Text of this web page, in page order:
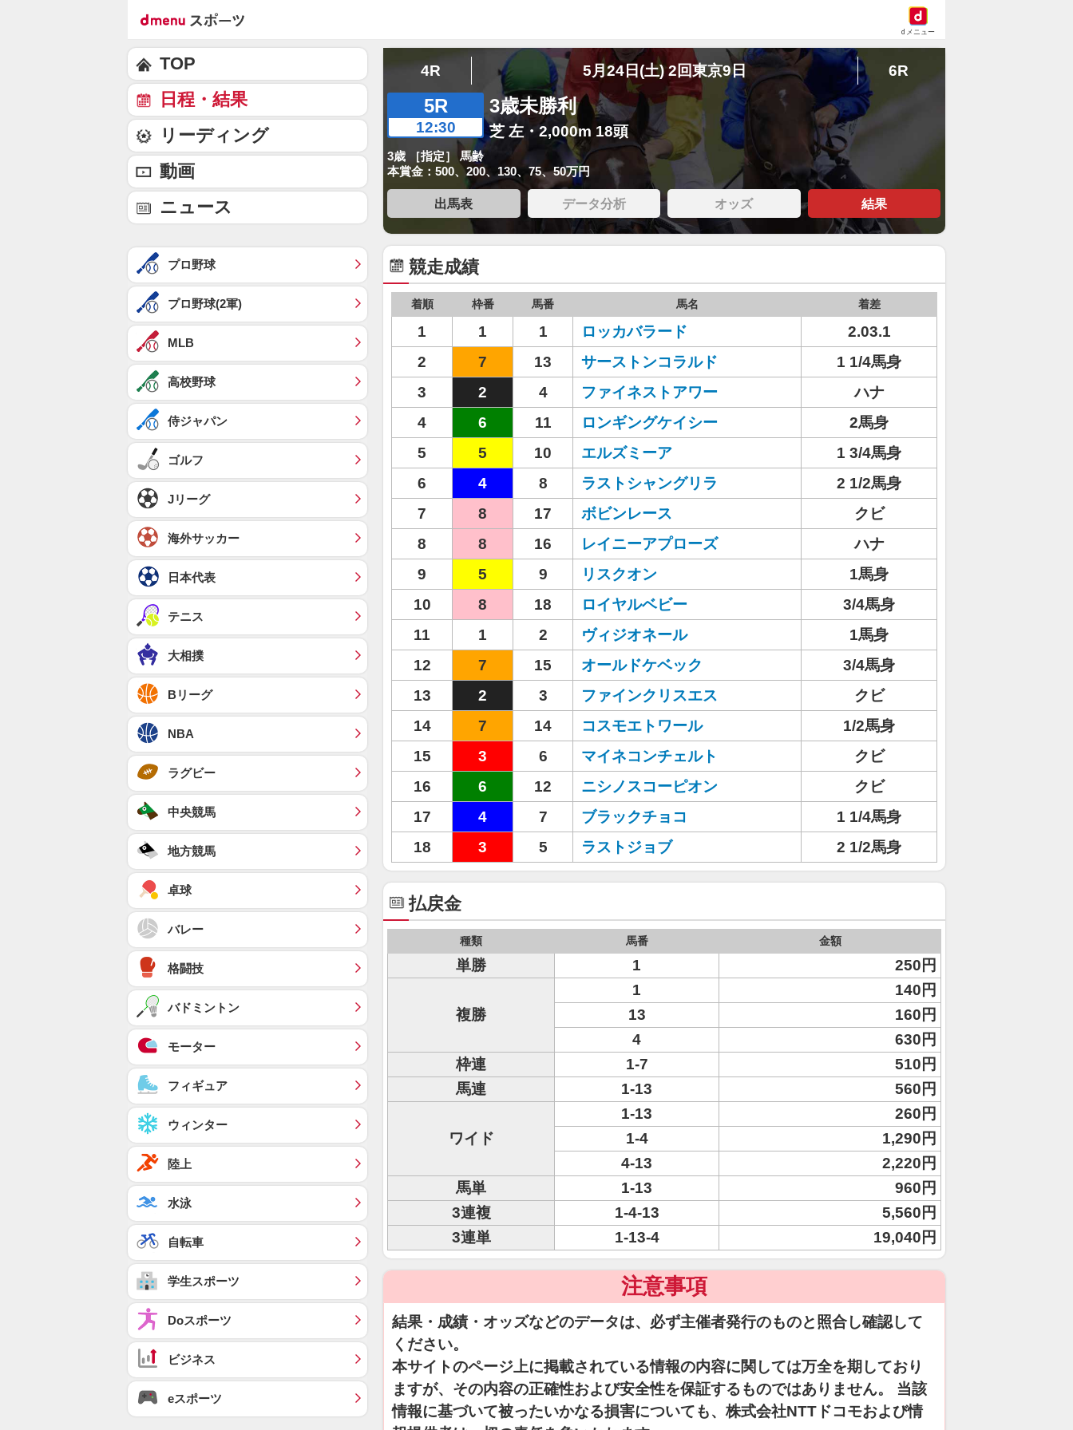
dメニュー
4R 5月24日(土) 2回東京9日 6R
5R
12:30
3歳未勝利
芝 左・2,000m 18頭
3歳 ［指定］ 馬齢
本賞金：500、200、130、75、50万円
出馬表 データ分析 オッズ 結果
競走成績
着順 枠番 馬番 馬名 着差
1 1 1 ロッカバラード
2.03.1
2
7 13 サーストンコラルド
1 1/4馬身
3
2 4 ファイネストアワー
ハナ
4
6 11 ロンギングケイシー
2馬身
5
5 10 エルズミーア
1 3/4馬身
6
4 8 ラストシャングリラ
2 1/2馬身
7
8 17 ボビンレース
クビ
8
8 16 レイニーアプローズ
ハナ
9
5 9 リスクオン
1馬身
10
8 18 ロイヤルベビー
3/4馬身
11
1 2 ヴィジオネール
1馬身
12
7 15 オールドケベック
3/4馬身
13
2 3 ファインクリスエス
クビ
14
7 14 コスモエトワール
1/2馬身
15
3 6 マイネコンチェルト
クビ
16
6 12 ニシノスコーピオン
クビ
17
4 7 ブラックチョコ
1 1/4馬身
18
3 5 ラストジョブ 2 1/2馬身
払戻金
種類 馬番 金額
単勝 1 250円
複勝
1
140円
13
160円
4
630円
枠連
1-7
510円
馬連
1-13 560円
ワイド
1-13
260円
1-4
1,290円
4-13
2,220円
馬単
1-13
960円
3連複
1-4-13
5,560円
3連単
1-13-4 19,040円
注意事項
結果・成績・オッズなどのデータは、必ず主催者発行のものと照合し確認して
ください。
本サイトのページ上に掲載されている情報の内容に関しては万全を期しており
ますが、その内容の正確性および安全性を保証するものではありません。 当該
情報に基づいて被ったいかなる損害についても、株式会社NTTドコモおよび情
TOP
日程・結果
リーディング
動画
ニュース
プロ野球
プロ野球(2軍)
MLB
高校野球
侍ジャパン
ゴルフ
Jリーグ
海外サッカー
日本代表
テニス
大相撲
Bリーグ
NBA
ラグビー
中央競馬
地方競馬
卓球
バレー
格闘技
バドミントン
モーター
フィギュア
ウィンター
陸上
水泳
自転車
学生スポーツ
Doスポーツ
ビジネス
eスポーツ